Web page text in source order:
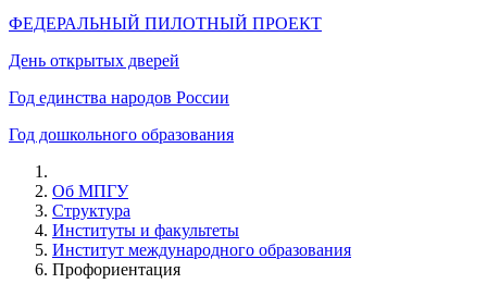
ФЕДЕРАЛЬНЫЙ ПИЛОТНЫЙ ПРОЕКТ
День открытых дверей
Год единства народов России
Год дошкольного образования
Об МПГУ
Структура
Институты и факультеты
Институт международного образования
Профориентация